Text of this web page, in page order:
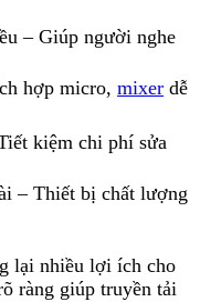
– Giúp người nghe
hợp micro, mixer dễ
kiệm chi phí sửa
– Thiết bị chất lượng
lại nhiều lợi ích cho
ràng giúp truyền tải